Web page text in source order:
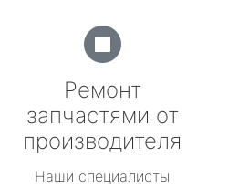
Ремонт
запчастями от
производителя
Наши специалисты